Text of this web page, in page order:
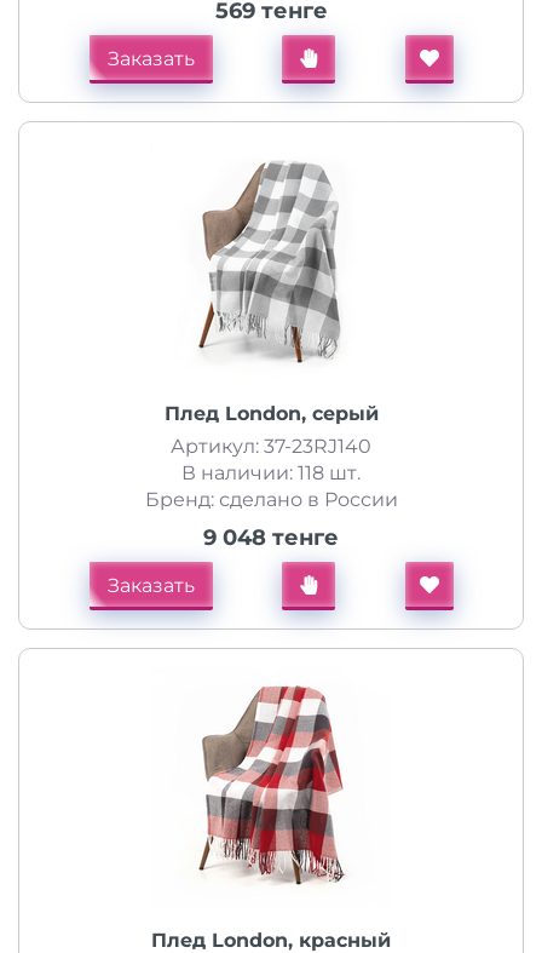
569 тенге
Заказать
Плед London, серый
Артикул: 37-23RJ140
В наличии: 118 шт.
Бренд: сделано в России
9 048 тенге
Заказать
Плед London, красный